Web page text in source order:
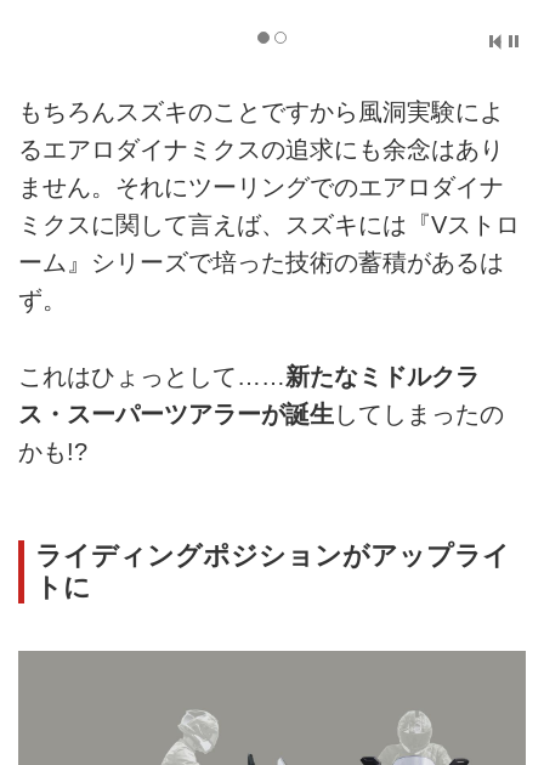
もちろんスズキのことですから風洞実験によ
るエアロダイナミクスの追求にも余念はあり
ません。それにツーリングでのエアロダイナ
ミクスに関して言えば、スズキには『Vストロ
ーム』シリーズで培った技術の蓄積があるは
ず。
これはひょっとして……新たなミドルクラ
ス・スーパーツアラーが誕生 してしまったの
かも!?
ライディングポジションがアップライ
トに